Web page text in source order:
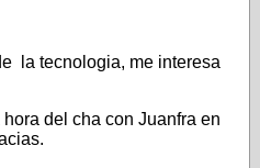
la tecnologia, me interesa
del cha con Juanfra en